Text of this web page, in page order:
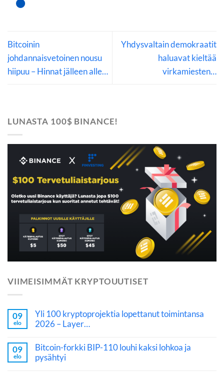
Bitcoinin
johdannaisvetoinen nousu
hiipuu – Hinnat jälleen alle…
Yhdysvaltain demokraatit
haluavat kieltää
virkamiesten…
LUNASTA 100$ BINANCE!
VIIMEISIMMÄT KRYPTOUUTISET
09
elo
Yli 100 kryptoprojektia lopettanut toimintansa
2026 – Layer…
09
elo
Bitcoin-forkki BIP-110 louhi kaksi lohkoa ja
pysähtyi